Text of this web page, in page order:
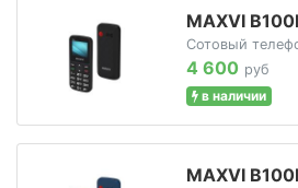
MAXVI
Сотовый
4 600 руб
в наличии
MAXVI